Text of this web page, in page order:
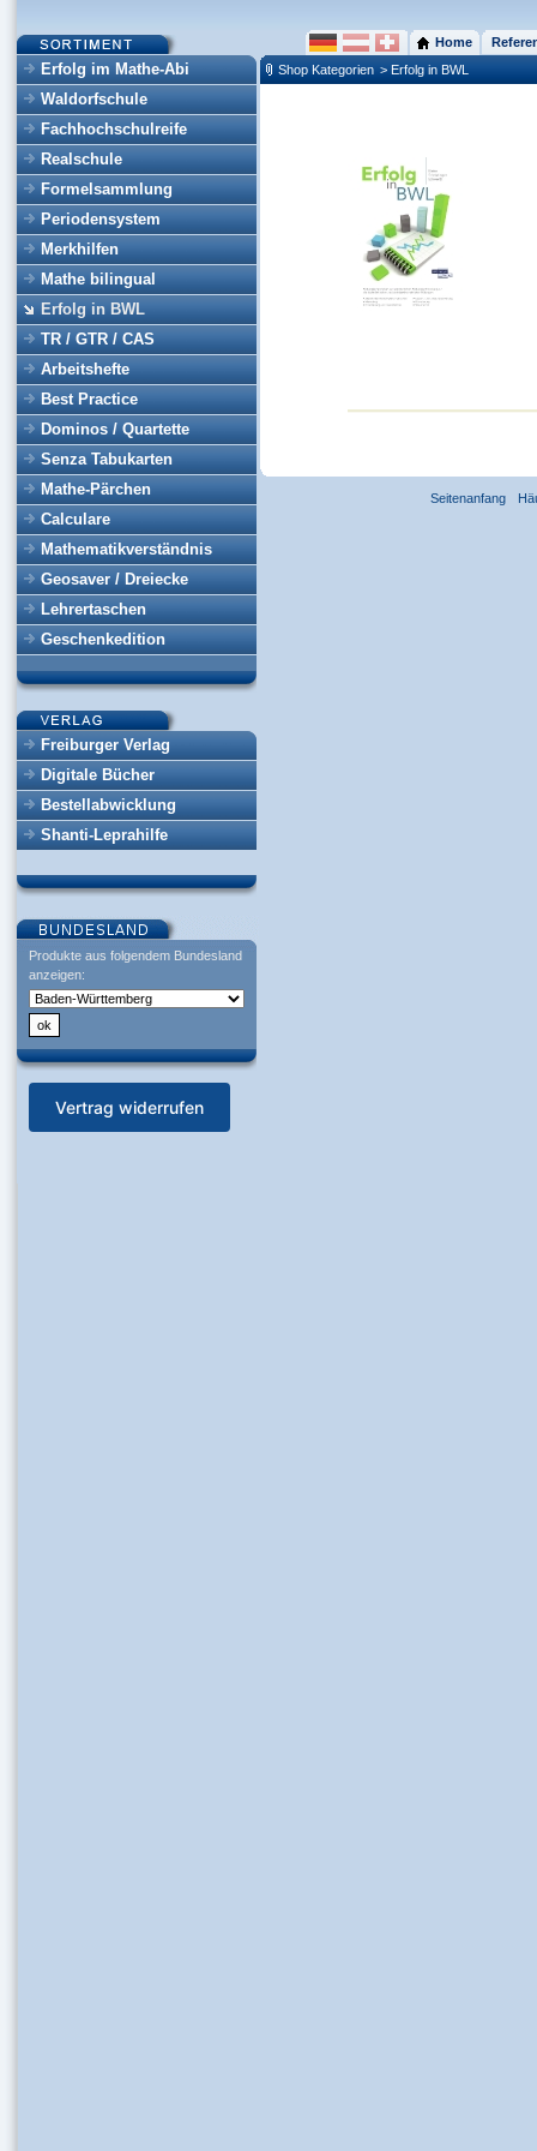
Erfolg im Mathe-Abi
Waldorfschule
Fachhochschulreife
Realschule
Formelsammlung
Periodensystem
Merkhilfen
Mathe bilingual
Erfolg in BWL
TR / GTR / CAS
Arbeitshefte
Best Practice
Dominos / Quartette
Senza Tabukarten
Mathe-Pärchen
Calculare
Mathematikverständnis
Geosaver / Dreiecke
Lehrertaschen
Geschenkedition
Freiburger Verlag
Digitale Bücher
Bestellabwicklung
Shanti-Leprahilfe
Produkte aus folgendem Bundesland
anzeigen:
Vertrag widerrufen
Home
Shop Kategorien > Erfolg in BWL
Seitenanfang